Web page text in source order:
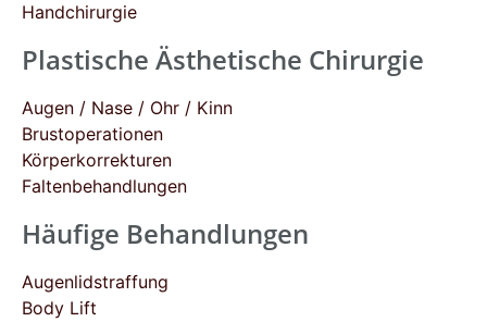
Handchirurgie
Plastische Ästhetische Chirurgie
Augen / Nase / Ohr / Kinn
Brustoperationen
Körperkorrekturen
Faltenbehandlungen
Häufige Behandlungen
Augenlidstraffung
Body Lift